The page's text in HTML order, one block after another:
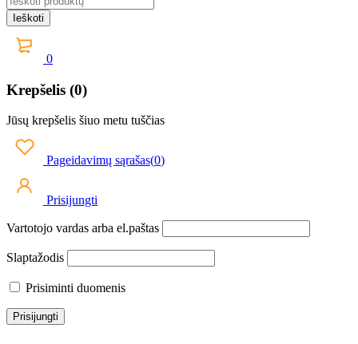
0
Krepšelis (0)
Jūsų krepšelis šiuo metu tuščias
Pageidavimų sąrašas(0)
Prisijungti
Vartotojo vardas arba el.paštas
Slaptažodis
Prisiminti duomenis